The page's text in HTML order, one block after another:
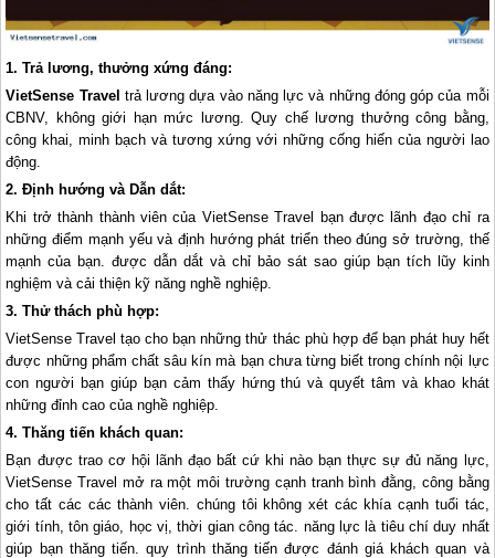
1. Trả lương, thưởng xứng đáng:
VietSense Travel trả lương dựa vào năng lực và những đóng góp của mỗi
CBNV, không giới hạn mức lương. Quy chế lương thưởng công bằng,
công khai, minh bạch và tương xứng với những cống hiến của người lao
động.
2. Định hướng và Dẫn dắt:
Khi trở thành thành viên của VietSense Travel bạn được lãnh đạo chỉ ra
những điểm mạnh yếu và định hướng phát triển theo đúng sở trường, thế
mạnh của bạn. được dẫn dắt và chỉ bảo sát sao giúp bạn tích lũy kinh
nghiệm và cải thiện kỹ năng nghề nghiệp.
3. Thử thách phù hợp:
VietSense Travel tạo cho bạn những thử thác phù hợp để bạn phát huy hết
được những phẩm chất sâu kín mà bạn chưa từng biết trong chính nội lực
con người bạn giúp bạn cảm thấy hứng thú và quyết tâm và khao khát
những đỉnh cao của nghề nghiệp.
4. Thăng tiến khách quan:
Bạn được trao cơ hội lãnh đạo bất cứ khi nào bạn thực sự đủ năng lực,
VietSense Travel mở ra một môi trường cạnh tranh bình đằng, công bằng
cho tất các các thành viên. chúng tôi không xét các khía cạnh tuổi tác,
giới tính, tôn giáo, học vị, thời gian công tác. năng lực là tiêu chí duy nhất
giúp bạn thăng tiến. quy trình thăng tiến được đánh giá khách quan và